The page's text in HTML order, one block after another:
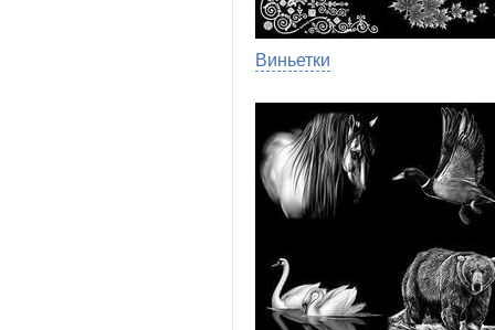
Виньетки